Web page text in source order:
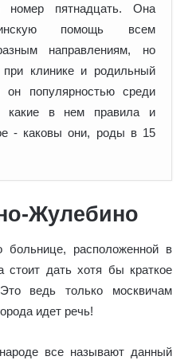
номер пятнадцать. Она
помощь всем
направлениям, но
при клинике и родильный
популярностью среди
какие в нем правила и
- каковы они, роды в 15
Жулебино
больнице, расположенной в
стоит дать хотя бы краткое
ведь только москвичам
идет речь!
все называют данный